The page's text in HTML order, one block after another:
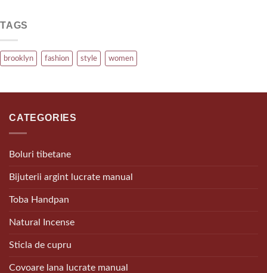
TAGS
brooklyn fashion style women
CATEGORIES
Boluri tibetane
Bijuterii argint lucrate manual
Toba Handpan
Natural Incense
Sticla de cupru
Covoare lana lucrate manual